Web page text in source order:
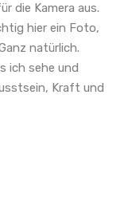
die Kamera aus.
hier ein Foto,
natürlich.
ich sehe und
Kraft und